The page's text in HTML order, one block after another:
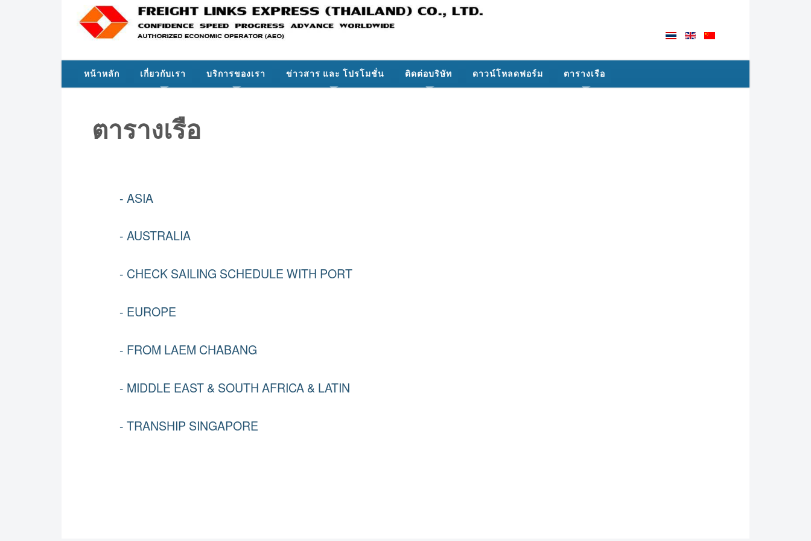
หน้าหลัก เกี่ยวกับเรา บริการของเรา ข่าวสาร และ โปรโมชั่น ติดต่อบริษัท ดาวน์โหลดฟอร์ม ตารางเรือ
ตารางเรือ
- ASIA
- AUSTRALIA
- CHECK SAILING SCHEDULE WITH PORT
- EUROPE
- FROM LAEM CHABANG
- MIDDLE EAST & SOUTH AFRICA & LATIN
- TRANSHIP SINGAPORE